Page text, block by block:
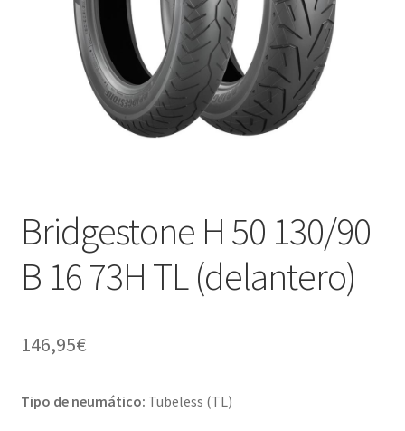
Bridgestone H 50 130/90
B 16 73H TL (delantero)
146,95€
Tipo de neumático: Tubeless (TL)